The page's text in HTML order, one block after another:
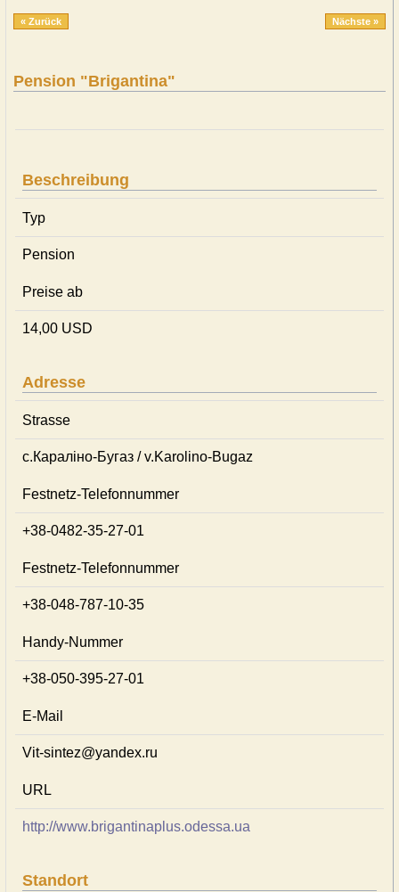
« Zurück Nächste »
Pension "Brigantina"
Beschreibung
Typ
Pension
Preise ab
14,00 USD
Adresse
Strasse
с.Караліно-Бугаз / v.Karolino-Bugaz
Festnetz-Telefonnummer
+38-0482-35-27-01
Festnetz-Telefonnummer
+38-048-787-10-35
Handy-Nummer
+38-050-395-27-01
E-Mail
Vit-sintez@yandex.ru
URL
http://www.brigantinaplus.odessa.ua
Standort